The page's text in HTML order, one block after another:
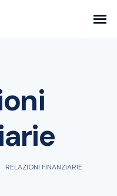
RELAZIONI FINANZIARIE